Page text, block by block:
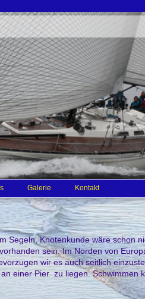
Galerie Kontakt
Segeln, Knotenkunde wäre schon
sein. Im Norden von
wir es auch seitlich
einer Pier zu liegen. Schwimmen